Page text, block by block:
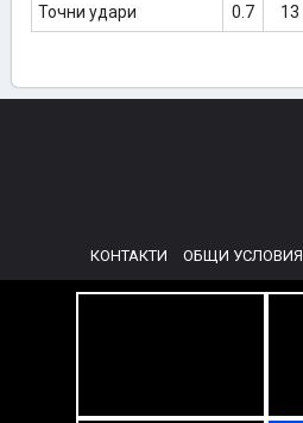
Точни удари
0.7 13
КОНТАКТИ ОБЩИ УСЛОВИЯ